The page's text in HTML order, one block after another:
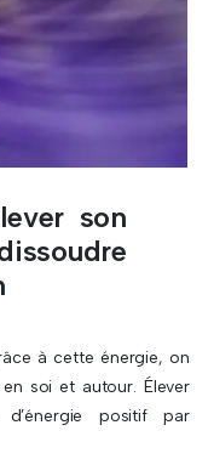
son
à cette énergie, on
soi et autour. Élever
positif par